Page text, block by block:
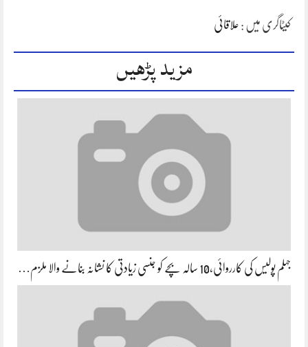
کیٹاگری میں : علاقائی
مزید پڑھیں
جہلم پولیس کی کارروائی،10 سالہ بچے کو جنسی زیادتی کا نشانہ بنانے والا ملزم…